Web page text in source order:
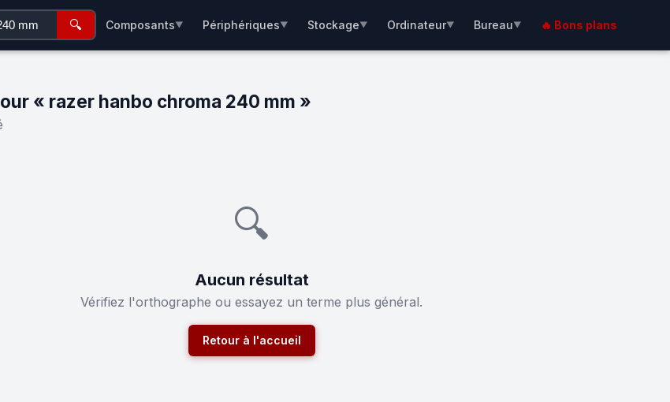
🔍 Composants▼ Périphériques▼ Stockage▼ Ordinateur▼ Bureau▼ 🔥 Bons plans
« razer hanbo chroma 240 mm »
🔍
Aucun résultat
Vérifiez l'orthographe ou essayez un terme plus général.
Retour à l'accueil